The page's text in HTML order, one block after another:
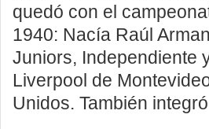
quedó con el
1940: Nacía Raúl
Juniors, Independiente
Liverpool de
Unidos. También